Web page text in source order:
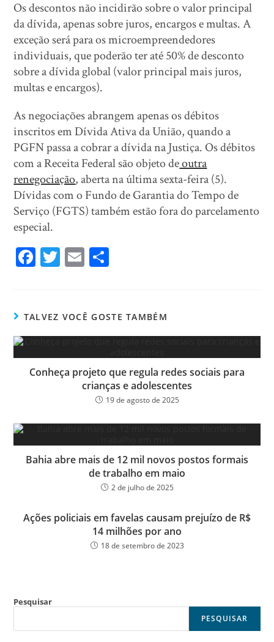
Os descontos não incidirão sobre o valor principal
da dívida, apenas sobre juros, encargos e multas. A
exceção será para os microempreendedores
individuais, que poderão ter até 50% de desconto
sobre a dívida global (valor principal mais juros,
multas e encargos).
As negociações abrangem apenas os débitos
inscritos em Dívida Ativa da União, quando a
PGFN passa a cobrar a dívida na Justiça. Os débitos
com a Receita Federal são objeto deoutra
renegociação, aberta na última sexta-feira (5).
Dívidas com o Fundo de Garantia do Tempo de
Serviço (FGTS) também estão fora do parcelamento
especial.
Fa
ok
T
er
E
TALVEZ VOCÊ GOSTE TAMBÉM
Conheça projeto que regula redes sociais para
crianças e adolescentes
19 de agosto de 2025
Bahia abre mais de 12 mil novos postos formais
de trabalho em maio
2 de julho de 2025
Ações policiais em favelas causam prejuízo de R$
14 milhões por ano
18 de setembro de 2023
Pesquisar
PESQUISAR